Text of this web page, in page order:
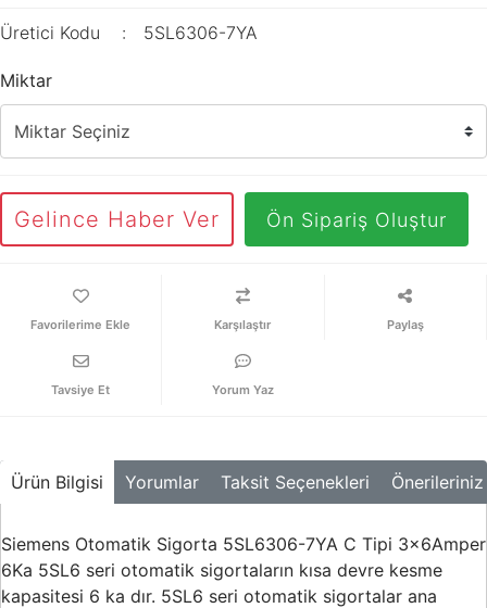
Üretici Kodu 5SL6306-7YA
Miktar
Gelince Haber Ver Ön Sipariş Oluştur
Karşılaştır Paylaş
Tavsiye Et Yorum Yaz
Ürün Bilgisi Yorumlar Taksit Seçenekleri Önerileriniz
Siemens Otomatik Sigorta 5SL6306-7YA C Tipi 3x6Amper
6Ka 5SL6 seri otomatik sigortaların kısa devre kesme
kapasitesi 6 ka dır. 5SL6 seri otomatik sigortalar ana